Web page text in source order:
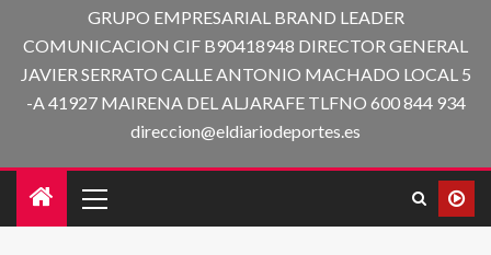
GRUPO EMPRESARIAL BRAND LEADER
COMUNICACION CIF B90418948 DIRECTOR GENERAL
JAVIER SERRATO CALLE ANTONIO MACHADO LOCAL 5
-A 41927 MAIRENA DEL ALJARAFE TLFNO 600 844 934
direccion@eldiariodeportes.es